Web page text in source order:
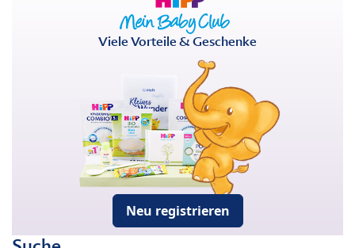
Viele Vorteile & Geschenke
Neu registrieren